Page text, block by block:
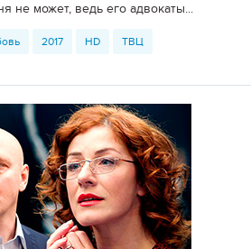
не может, ведь его адвокаты...
2017 HD ТВЦ